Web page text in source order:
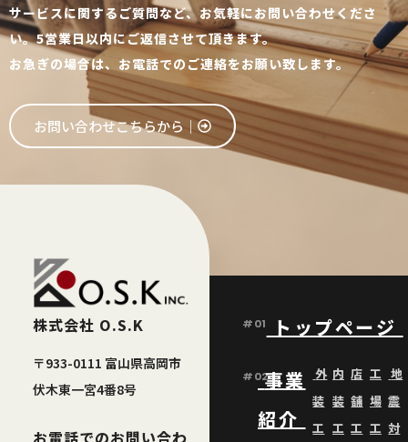
サービスに関するご質問など、お気軽にお問い合わせくださ
い。5営業日以内にご返信させて頂きます。
お急ぎの場合は、お電話でのご連絡をお願い致します。
お問い合わせこちらから│
株式会社 O.S.K
〒933-0111 富山県高岡市
伏木東一宮4番8号
お電話でのお問い合わ
#01 トップページ
#02事業
紹介
外
装
工
内
装
工
店
舗
工
工
場
工
地
震
対